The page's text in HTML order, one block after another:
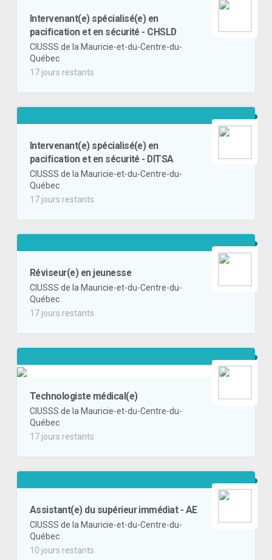
Intervenant(e) spécialisé(e) en
pacification et en sécurité - CHSLD
CIUSSS de la Mauricie-et-du-Centre-du-
Québec
17 jours restants
Intervenant(e) spécialisé(e) en
pacification et en sécurité - DITSA
CIUSSS de la Mauricie-et-du-Centre-du-
Québec
17 jours restants
Réviseur(e) en jeunesse
CIUSSS de la Mauricie-et-du-Centre-du-
Québec
17 jours restants
Technologiste médical(e)
CIUSSS de la Mauricie-et-du-Centre-du-
Québec
17 jours restants
Assistant(e) du supérieur immédiat - AE
CIUSSS de la Mauricie-et-du-Centre-du-
Québec
10 jours restants